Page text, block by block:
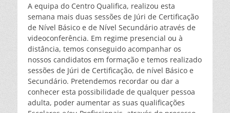
A equipa do Centro Qualifica, realizou esta
semana mais duas sessões de Júri de Certificação
de Nível Básico e de Nível Secundário através de
videoconferência. Em regime presencial ou à
distância, temos conseguido acompanhar os
nossos candidatos em formação e temos realizado
sessões de Júri de Certificação, de nível Básico e
Secundário. Pretendemos recordar ou dar a
conhecer esta possibilidade de qualquer pessoa
adulta, poder aumentar as suas qualificações